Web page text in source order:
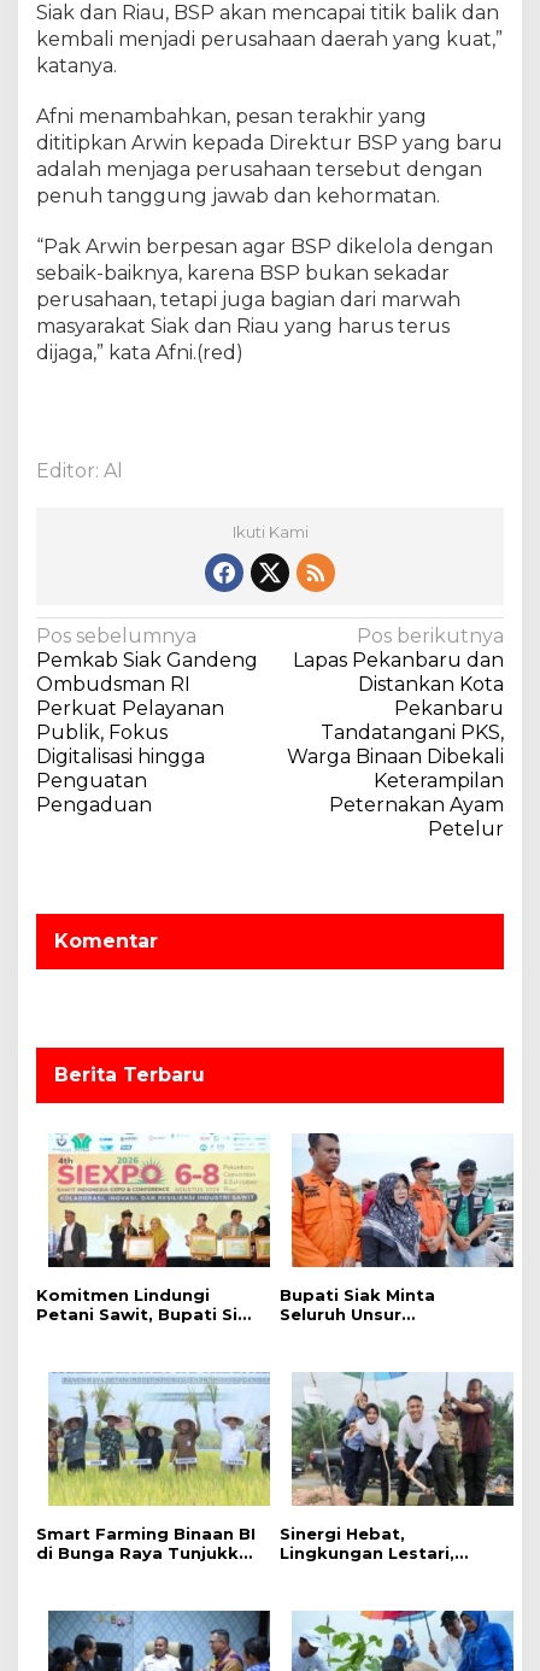
Siak dan Riau, BSP akan mencapai titik balik dan
kembali menjadi perusahaan daerah yang kuat,”
katanya.
Afni menambahkan, pesan terakhir yang
dititipkan Arwin kepada Direktur BSP yang baru
adalah menjaga perusahaan tersebut dengan
penuh tanggung jawab dan kehormatan.
“Pak Arwin berpesan agar BSP dikelola dengan
sebaik-baiknya, karena BSP bukan sekadar
perusahaan, tetapi juga bagian dari marwah
masyarakat Siak dan Riau yang harus terus
dijaga,” kata Afni.(red)
Editor: Al
Ikuti Kami
N
a
v
i
g
a
p
o
s
Pos sebelumnya
Pemkab Siak Gandeng
Ombudsman RI
Perkuat Pelayanan
Publik, Fokus
Digitalisasi hingga
Penguatan
Pengaduan
Pos berikutnya
Lapas Pekanbaru dan
Distankan Kota
Pekanbaru
Tandatangani PKS,
Warga Binaan Dibekali
Keterampilan
Peternakan Ayam
Petelur
Komentar
Berita Terbaru
Komitmen Lindungi
Petani Sawit, Bupati Siak
2026
Bupati Siak Minta
Seluruh Unsur
Sungai Siak.
Smart Farming Binaan BI
di Bunga Raya Tunjukkan
Sinergi Hebat,
Lingkungan Lestari,
Serentak ,Kapolres : Kita
Menanam Masa Depan
dan Harapan